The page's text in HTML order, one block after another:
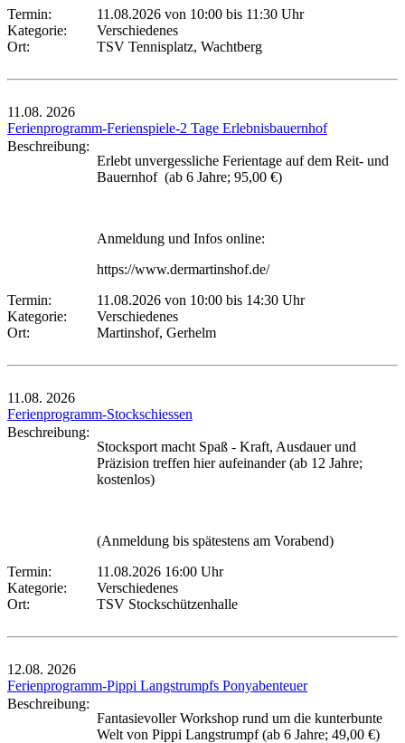
Termin:
11.08.2026 von 10:00 bis 11:30 Uhr
Kategorie:
Verschiedenes
Ort:
TSV Tennisplatz, Wachtberg
11.08. 2026
Ferienprogramm-Ferienspiele-2 Tage Erlebnisbauernhof
Beschreibung:
Erlebt unvergessliche Ferientage auf dem Reit- und
Bauernhof (ab 6 Jahre; 95,00 €)
Anmeldung und Infos online:
https://www.dermartinshof.de/
Termin:
11.08.2026 von 10:00 bis 14:30 Uhr
Kategorie:
Verschiedenes
Ort:
Martinshof, Gerhelm
11.08. 2026
Ferienprogramm-Stockschiessen
Beschreibung:
Stocksport macht Spaß - Kraft, Ausdauer und
Präzision treffen hier aufeinander (ab 12 Jahre;
kostenlos)
(Anmeldung bis spätestens am Vorabend)
Termin:
11.08.2026 16:00 Uhr
Kategorie:
Verschiedenes
Ort:
TSV Stockschützenhalle
12.08. 2026
Ferienprogramm-Pippi Langstrumpfs Ponyabenteuer
Beschreibung:
Fantasievoller Workshop rund um die kunterbunte
Welt von Pippi Langstrumpf (ab 6 Jahre; 49,00 €)